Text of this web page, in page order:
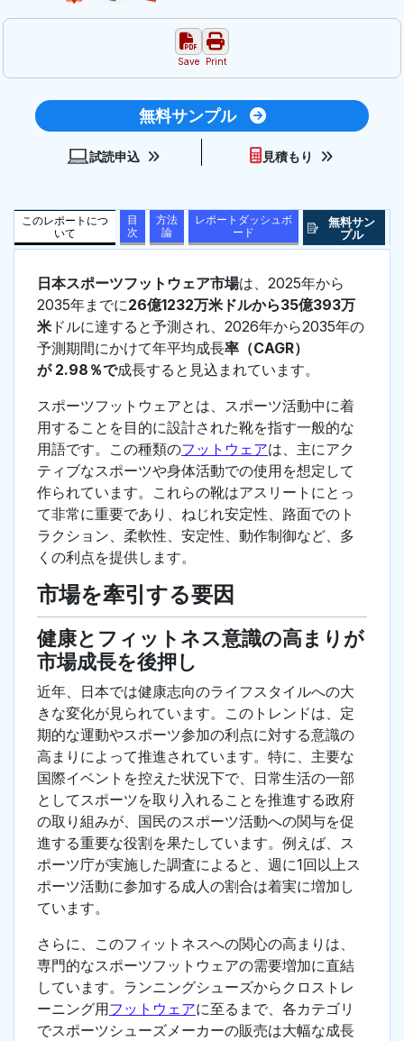
Save Print
無料サンプル
試読申込 見積もり
このレポートにつ
いて
目
次
方法
論
レポートダッシュボ
ード
無料サン
プル
日本スポーツフットウェア市場は、2025年から
2035年までに26億1232万米ドルから35億393万
米 ドルに達すると予測され、2026年から2035年の
予測期間にかけて年平均成長率（CAGR）
が 2.98％で成長すると見込まれています。
スポーツフットウェアとは、スポーツ活動中に着
用することを目的に設計された靴を指す一般的な
用語です。この種類のフットウェアは、主にアク
ティブなスポーツや身体活動での使用を想定して
作られています。これらの靴はアスリートにとっ
て非常に重要であり、ねじれ安定性、路面でのト
ラクション、柔軟性、安定性、動作制御など、多
くの利点を提供します。
市場を牽引する要因
健康とフィットネス意識の高まりが
市場成長を後押し
近年、日本では健康志向のライフスタイルへの大
きな変化が見られています。このトレンドは、定
期的な運動やスポーツ参加の利点に対する意識の
高まりによって推進されています。特に、主要な
国際イベントを控えた状況下で、日常生活の一部
としてスポーツを取り入れることを推進する政府
の取り組みが、国民のスポーツ活動への関与を促
進する重要な役割を果たしています。例えば、ス
ポーツ庁が実施した調査によると、週に1回以上ス
ポーツ活動に参加する成人の割合は着実に増加し
ています。
さらに、このフィットネスへの関心の高まりは、
専門的なスポーツフットウェアの需要増加に直結
しています。ランニングシューズからクロストレ
ーニング用フットウェアに至るまで、各カテゴリ
でスポーツシューズメーカーの販売は大幅な成長